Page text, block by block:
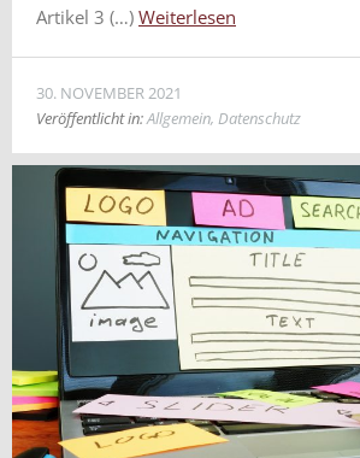
Artikel 3 (…) Weiterlesen
30. NOVEMBER 2021
Veröffentlicht in:Allgemein, Datenschutz